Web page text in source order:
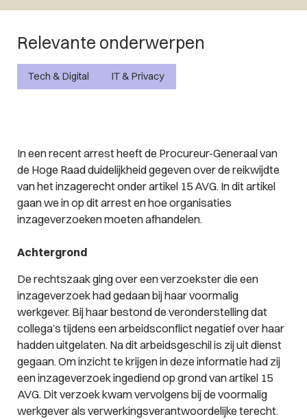
Relevante onderwerpen
Tech & Digital IT & Privacy
In een recent arrest heeft de Procureur-Generaal van
de Hoge Raad duidelijkheid gegeven over de reikwijdte
van het inzagerecht onder artikel 15 AVG. In dit artikel
gaan we in op dit arrest en hoe organisaties
inzageverzoeken moeten afhandelen.
Achtergrond
De rechtszaak ging over een verzoekster die een
inzageverzoek had gedaan bij haar voormalig
werkgever. Bij haar bestond de veronderstelling dat
collega’s tijdens een arbeidsconflict negatief over haar
hadden uitgelaten. Na dit arbeidsgeschil is zij uit dienst
gegaan. Om inzicht te krijgen in deze informatie had zij
een inzageverzoek ingediend op grond van artikel 15
AVG. Dit verzoek kwam vervolgens bij de voormalig
werkgever als verwerkingsverantwoordelijke terecht.